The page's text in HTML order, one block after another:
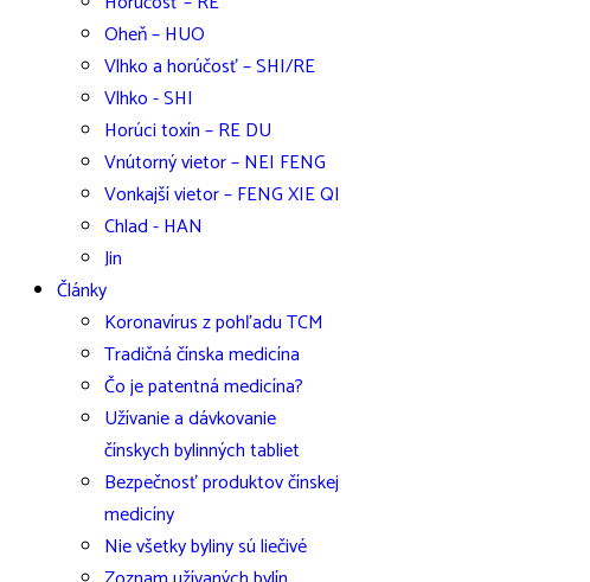
Oheň – HUO
Vlhko a horúčosť – SHI/RE
Vlhko - SHI
Horúci toxín – RE DU
Vnútorný vietor – NEI FENG
Vonkajší vietor – FENG XIE QI
Chlad - HAN
Jin
Články
Koronavírus z pohľadu TCM
Tradičná čínska medicína
Čo je patentná medicína?
Užívanie a dávkovanie
čínskych bylinných tabliet
Bezpečnosť produktov čínskej
medicíny
Nie všetky byliny sú liečivé